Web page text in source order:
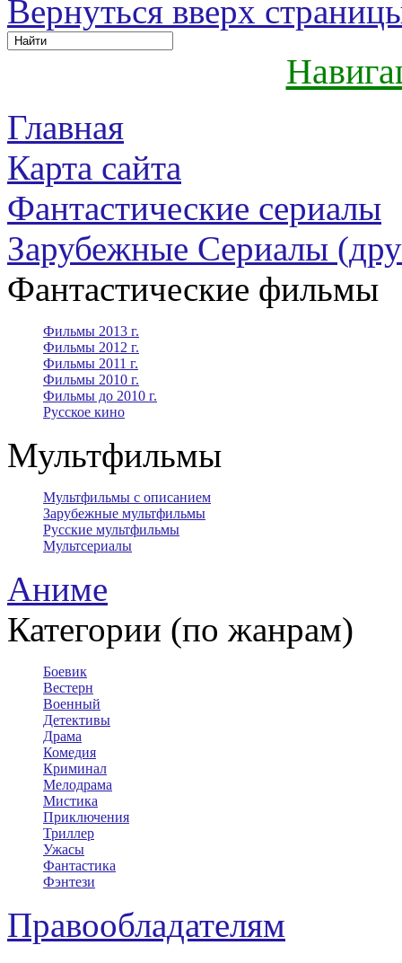
Вернуться вверх
Главная
Карта сайта
Фантастические сериалы
Зарубежные Сериалы
Фантастические фильмы
Фильмы 2013 г.
Фильмы 2012 г.
Фильмы 2011 г.
Фильмы 2010 г.
Фильмы до 2010 г.
Русское кино
Мультфильмы
Мультфильмы с описанием
Зарубежные мультфильмы
Русские мультфильмы
Мультсериалы
Аниме
Категории (по жанрам)
Боевик
Вестерн
Военный
Детективы
Драма
Комедия
Криминал
Мелодрама
Мистика
Приключения
Триллер
Ужасы
Фантастика
Фэнтези
Правообладателям